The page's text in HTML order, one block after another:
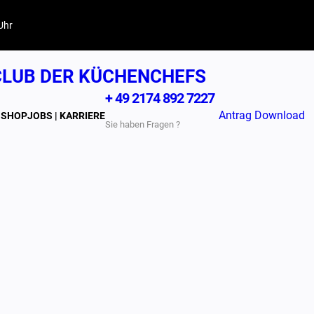
DER KÜCHENCHEFS
SHOPJOBS | KARRIERE
+ 49 2174 892 7227
Sie haben Fragen ?
Antrag Download